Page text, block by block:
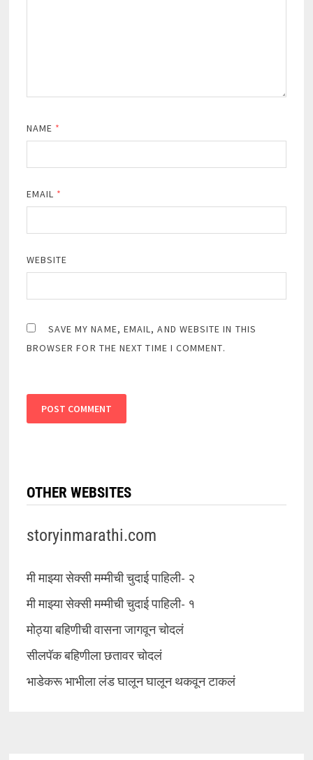
NAME *
EMAIL *
WEBSITE
SAVE MY NAME, EMAIL, AND WEBSITE IN THIS
BROWSER FOR THE NEXT TIME I COMMENT.
OTHER WEBSITES
storyinmarathi.com
मी माझ्या सेक्सी मम्मीची चुदाई पाहिली- २
मी माझ्या सेक्सी मम्मीची चुदाई पाहिली- १
मोठ्या बहिणीची वासना जागवून चोदलं
सीलपॅक बहिणीला छतावर चोदलं
भाडेकरू भाभीला लंड घालून घालून थकवून टाकलं